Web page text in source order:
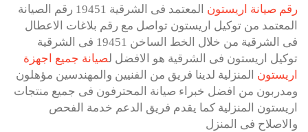
رقم صيانة اريستون
المعتمد فى الشرقية 19451 رقم الصيانة
المعتمد من توكيل اريستون تواصل مع رقم بلاغات الاعطال
فى الشرقية من خلال الخط الساخن 19451 فى الشرقية
توكيل اريستون فى الشرقية هو الافضل لصيانة جميع اجهزة
اريستون المنزلية لدينا فريق من الفنيين والمهندسين مؤهلون
ومدربون من افضل خبراء صيانة المحترفون فى جميع منتجات
اريستون المنزلية كما يقدم فريق الدعم خدمة الفحص
والاصلاح فى المنزل